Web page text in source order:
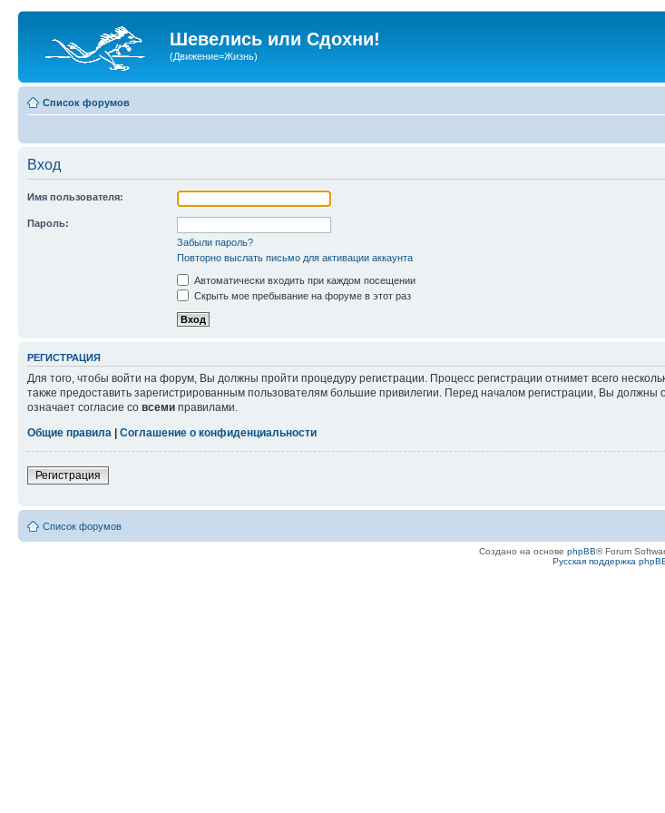
Шевелись или Сдохни!
(Движение=Жизнь)
Список форумов
Вход
Имя пользователя:
Пароль:
Забыли пароль?
Повторно выслать письмо для активации аккаунта
Автоматически входить при каждом посещении
Скрыть мое пребывание на форуме в этот раз
РЕГИСТРАЦИЯ
Для того, чтобы войти на форум, Вы должны пройти процедуру регистрации. Процесс регистрации отнимет всего
также предоставить зарегистрированным пользователям большие привилегии. Перед началом регистрации, Вы
означает согласие со всеми правилами.
Общие правила
Соглашение о конфиденциальности
Регистрация
Список форумов
Создано на основе phpBB® Forum
Русская поддержка